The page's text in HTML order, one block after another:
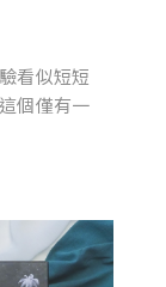
看似短短
個僅有一